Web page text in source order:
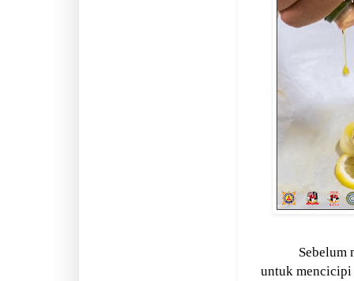
Sebelum
untuk